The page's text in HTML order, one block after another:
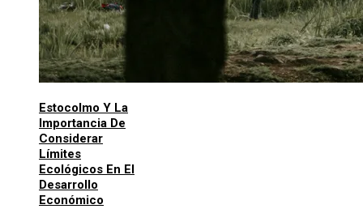
Estocolmo Y La
Importancia De
Considerar
Límites
Ecológicos En El
Desarrollo
Económico